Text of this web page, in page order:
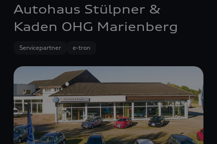
Autohaus Stülpner &
Kaden OHG Marienberg
Servicepartner e-tron